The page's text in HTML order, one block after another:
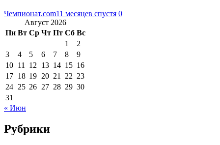
Чемпионат.com11 месяцев спустя 0
Август 2026
Пн Вт Ср Чт Пт Сб Вс
1
2
3
4 5 6 7 8
9
10 11 12 13 14 15 16
17 18 19 20 21 22 23
24 25 26 27 28 29 30
31
« Июн
Рубрики